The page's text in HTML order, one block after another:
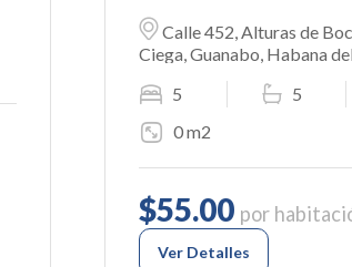
Calle 452, Alturas de
Ciega, Guanabo, Habana del
Este, La Habana, 20590,
5
5
0 m2
$55.00 por
Ver Detalles